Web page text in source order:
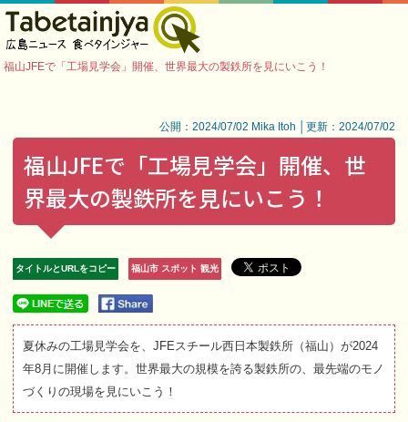
福山JFEで「工場見学会」開催、世界最大の製鉄所を見にいこう！
公開：2024/07/02 Mika Itoh │更新：2024/07/02
福山JFEで「工場見学会」開催、世
界最大の製鉄所を見にいこう！
タイトルとURLをコピー 福山市 スポット 観光
夏休みの工場見学会を、JFEスチール西日本製鉄所（福山）が2024
年8月に開催します。世界最大の規模を誇る製鉄所の、最先端のモノ
づくりの現場を見にいこう！